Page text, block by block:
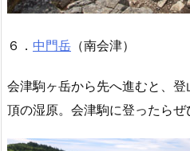
６． 中門岳 （南会津）
会津駒ヶ岳から先へ進むと、
頂の湿原。会津駒に登ったらぜ